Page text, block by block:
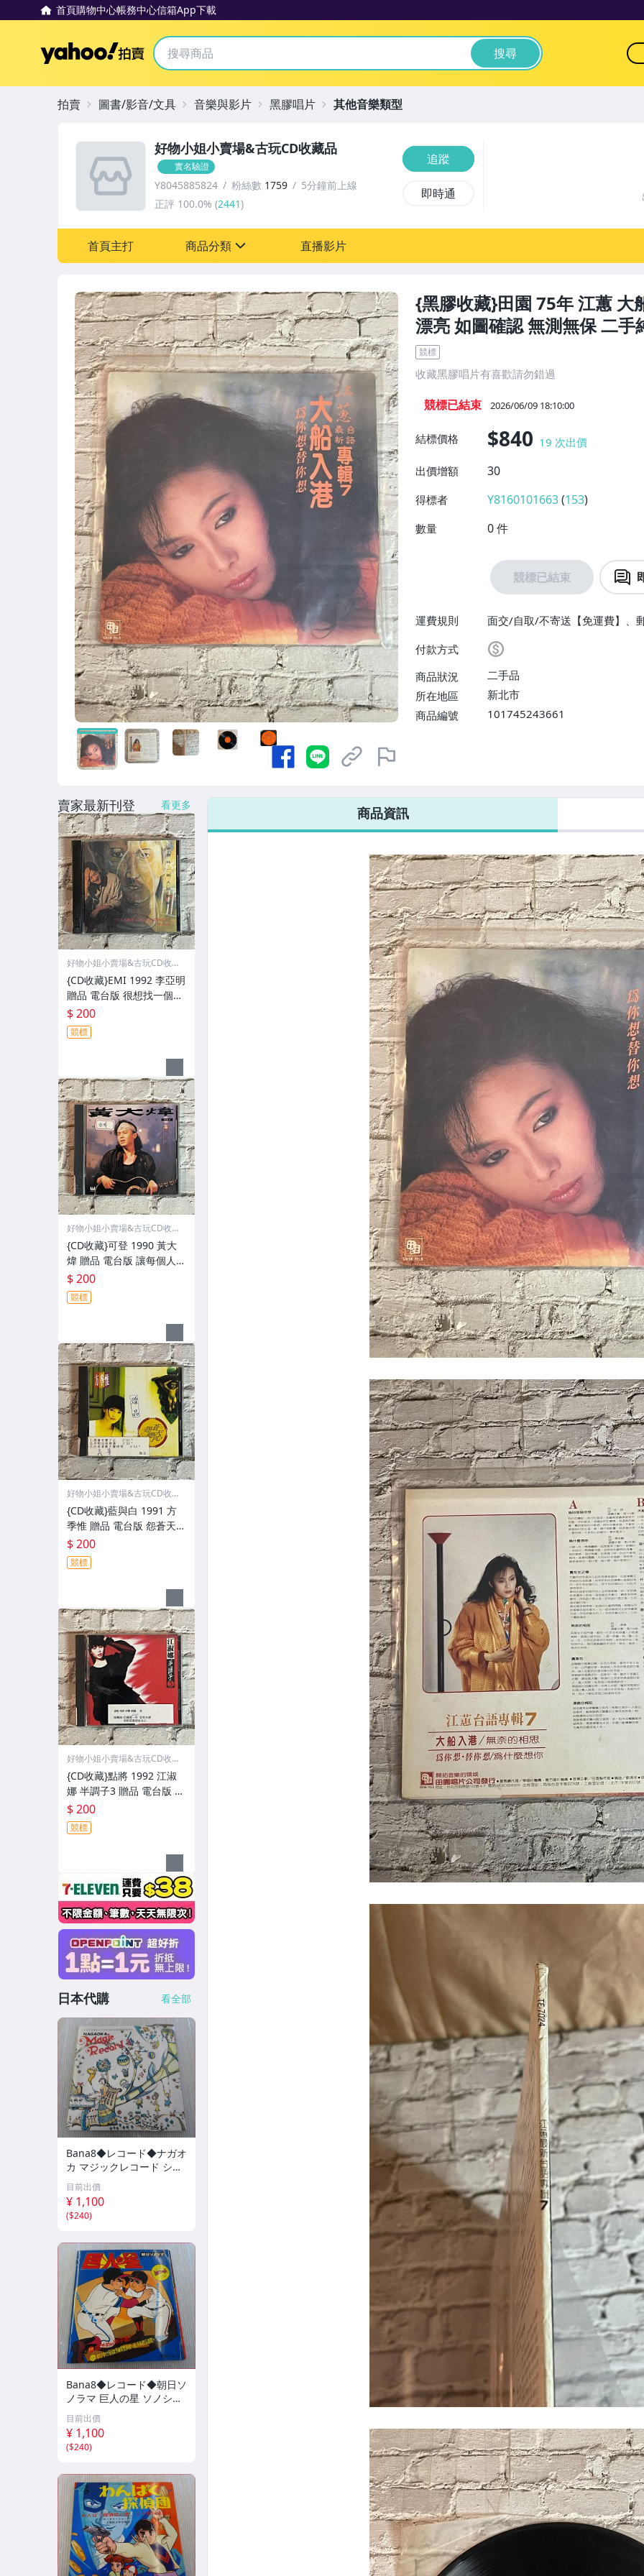
首頁購物中心帳務中心信箱App下載
Yahoo拍賣 搜尋
{黑膠收藏}田園 75年 江蕙 大
漂亮 如圖確認 無測無保 二手
競標
收藏黑膠唱片有喜歡請勿錯過
競標已結束 2026/06/09 18:10:00
結標價格 $840 19 次出價
出價增額
30
得標者 Y8160101663 (153)
數量 0件
競標已結束
運費規則
面交/自取/不寄送【免運費】、
付款方式
商品狀況
二手品
所在地區
新北市
商品編號
101745243661
好物小姐小賣場&古玩CD收藏品
實名驗證
Y8045885824 粉絲數 1759
5分鐘前上線
正評 100.0% (2441)
追蹤
即時通
首頁主打 商品分類 直播影片
拍賣 圖書/影音/文具 音樂與影片 黑膠唱片 其他音樂類型
商品資訊
賣家最新刊登 看更多
好物小姐小賣場&古玩CD收藏
{CD收藏}EMI 1992 李亞明
贈品 電台版 很想找一個人
說說話 片況像新的一樣 歌
詞封面漂亮 外殼如圖
$ 200
競標
好物小姐小賣場&古玩CD收藏
{CD收藏}可登 1990 黃大
煒 贈品 電台版 讓每個人都
心碎 片況像新的一樣 歌詞
封面漂亮 外殼如圖
$ 200
競標
好物小姐小賣場&古玩CD收藏
{CD收藏}藍與白 1991 方
季惟 贈品 電台版 怨蒼天變
了心 片況像新的一樣 歌詞
封面漂亮 外殼如圖
$ 200
競標
好物小姐小賣場&古玩CD收藏
{CD收藏}點將 1992 江淑
娜 半調子3 贈品 電台版 鍾
愛一生 片況像新的一樣 歌
詞封面漂亮 外殼如圖
$ 200
競標
日本代購 看全部
Bana8◆レコード◆ナガオ
カ マジックレコード シー
トレコード ソノシート ア
ナログ レトロ コレクショ
ン
目前出價
¥ 1,100
($240)
Bana8◆レコード◆朝日ソ
ノラマ 巨人の星 ソノシー
ト 絵本 レトロ コレクショ
ン
目前出價
¥ 1,100
($240)